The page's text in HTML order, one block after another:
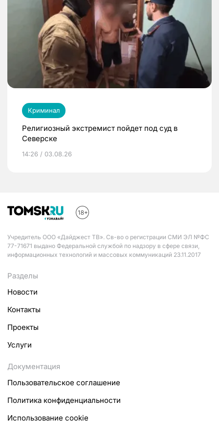
Криминал
Религиозный экстремист пойдет под суд в
Северске
14:26 / 03.08.26
Учредитель ООО «Дайджест ТВ». Св-во о регистрации СМИ ЭЛ №ФС
77-71671 выдано Федеральной службой по надзору в сфере связи,
информационных технологий и массовых коммуникаций 23.11.2017
Разделы
Новости
Контакты
Проекты
Услуги
Документация
Пользовательское соглашение
Политика конфиденциальности
Использование cookie